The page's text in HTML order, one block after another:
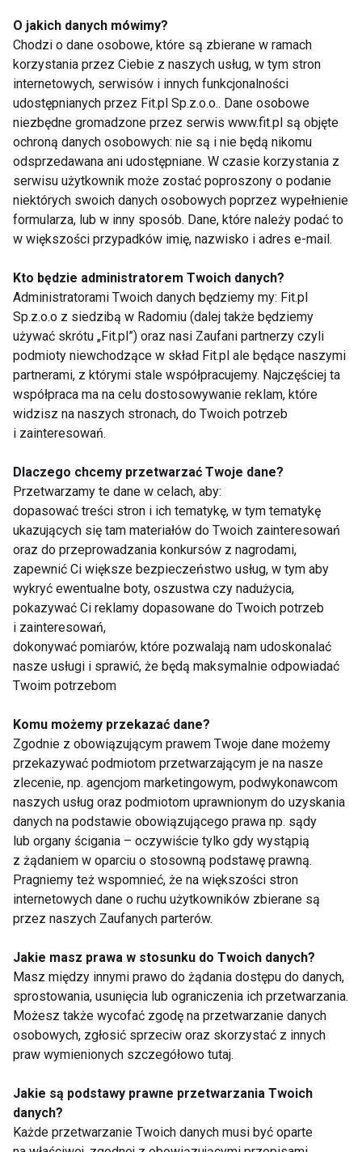
Summer Warsaw Salsa Festiwal
2011
Międzynarodowy Festiwal
Tańca organizuje konkurs!
wiosennej odsłonie
Nowa nazwa
Międzynarodowego Festiwalu
Tańca
Kubańska salsa w sercu Polski
Gorące rytmy w berlińskim
Tropical Island
Świąteczna salsa dla każdego
Ski and Dance - jazda na
nartach i taniec
Wytańcz swój rytm!
Casting do Formacji SHO
Finał bez Edyty Górniak.
Staliński najlepszy w półfinale!
O jakich danych mówimy?
Chodzi o dane osobowe, które są zbierane w ramach
korzystania przez Ciebie z naszych usług, w tym stron
internetowych, serwisów i innych funkcjonalności
udostępnianych przez Fit.pl Sp.z.o.o.. Dane osobowe
niezbędne gromadzone przez serwis www.fit.pl są objęte
ochroną danych osobowych: nie są i nie będą nikomu
odsprzedawana ani udostępniane. W czasie korzystania z
serwisu użytkownik może zostać poproszony o podanie
niektórych swoich danych osobowych poprzez wypełnienie
formularza, lub w inny sposób. Dane, które należy podać to
w większości przypadków imię, nazwisko i adres e-mail.
Kto będzie administratorem Twoich danych?
Administratorami Twoich danych będziemy my: Fit.pl
Sp.z.o.o z siedzibą w Radomiu (dalej także będziemy
używać skrótu „Fit.pl”) oraz nasi Zaufani partnerzy czyli
podmioty niewchodzące w skład Fit.pl ale będące naszymi
partnerami, z którymi stale współpracujemy. Najczęściej ta
współpraca ma na celu dostosowywanie reklam, które
widzisz na naszych stronach, do Twoich potrzeb
i zainteresowań.
Dlaczego chcemy przetwarzać Twoje dane?
Przetwarzamy te dane w celach, aby:
dopasować treści stron i ich tematykę, w tym tematykę
ukazujących się tam materiałów do Twoich zainteresowań
oraz do przeprowadzania konkursów z nagrodami,
zapewnić Ci większe bezpieczeństwo usług, w tym aby
wykryć ewentualne boty, oszustwa czy nadużycia,
pokazywać Ci reklamy dopasowane do Twoich potrzeb
i zainteresowań,
dokonywać pomiarów, które pozwalają nam udoskonalać
nasze usługi i sprawić, że będą maksymalnie odpowiadać
Twoim potrzebom
Komu możemy przekazać dane?
Zgodnie z obowiązującym prawem Twoje dane możemy
przekazywać podmiotom przetwarzającym je na nasze
zlecenie, np. agencjom marketingowym, podwykonawcom
naszych usług oraz podmiotom uprawnionym do uzyskania
danych na podstawie obowiązującego prawa np. sądy
lub organy ścigania – oczywiście tylko gdy wystąpią
z żądaniem w oparciu o stosowną podstawę prawną.
Pragniemy też wspomnieć, że na większości stron
internetowych dane o ruchu użytkowników zbierane są
przez naszych Zaufanych parterów.
Jakie masz prawa w stosunku do Twoich danych?
Masz między innymi prawo do żądania dostępu do danych,
sprostowania, usunięcia lub ograniczenia ich przetwarzania.
Możesz także wycofać zgodę na przetwarzanie danych
osobowych, zgłosić sprzeciw oraz skorzystać z innych
praw wymienionych szczegółowo tutaj.
Jakie są podstawy prawne przetwarzania Twoich
danych?
Każde przetwarzanie Twoich danych musi być oparte